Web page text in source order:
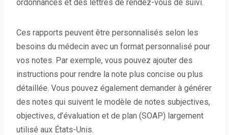
ordonnances et des lettres de rendez-vous de suivi.
Ces rapports peuvent être personnalisés selon les
besoins du médecin avec un format personnalisé pour
vos notes. Par exemple, vous pouvez ajouter des
instructions pour rendre la note plus concise ou plus
détaillée. Vous pouvez également demander à générer
des notes qui suivent le modèle de notes subjectives,
objectives, d’évaluation et de plan (SOAP) largement
utilisé aux États-Unis.